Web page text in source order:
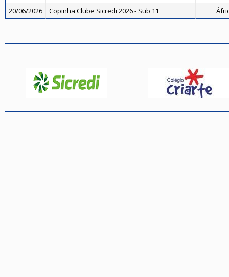
20/06/2026
Copinha Clube Sicredi 2026 - Sub 11